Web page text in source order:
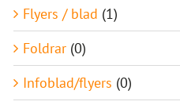
Flyers / blad (1)
Foldrar (0)
Infoblad/flyers (0)